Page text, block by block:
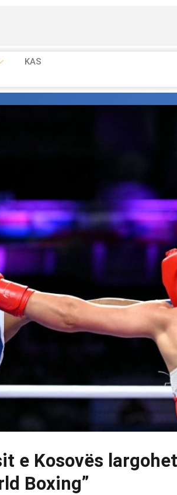
KAS
e Kosovës
Boxing”